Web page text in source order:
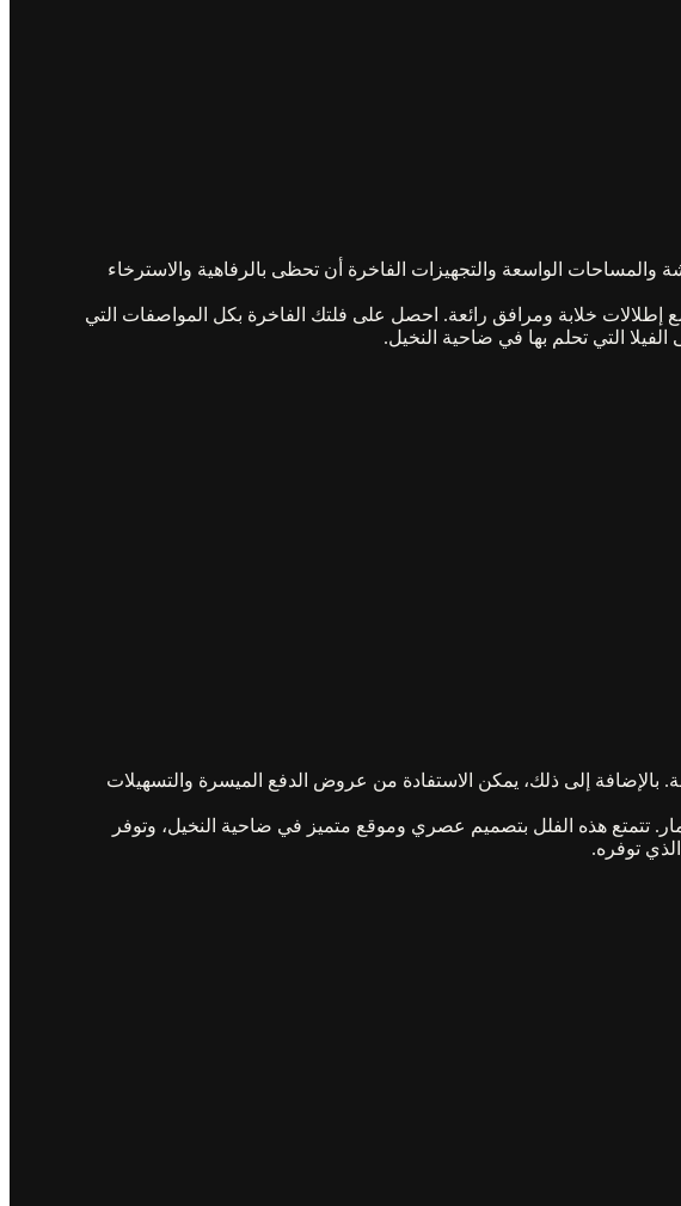
الواسعة والتجهيزات الفاخرة أن تحظى بالرفاهية والاسترخاء
إطلالات خلابة ومرافق رائعة. احصل على فلتك الفاخرة بكل المواصفات التي
التي تحلم بها في ضاحية النخيل.
بالإضافة إلى ذلك، يمكن الاستفادة من عروض الدفع الميسرة والتسهيلات
تتمتع هذه الفلل بتصميم عصري وموقع متميز في ضاحية النخيل، وتوفر
توفره.